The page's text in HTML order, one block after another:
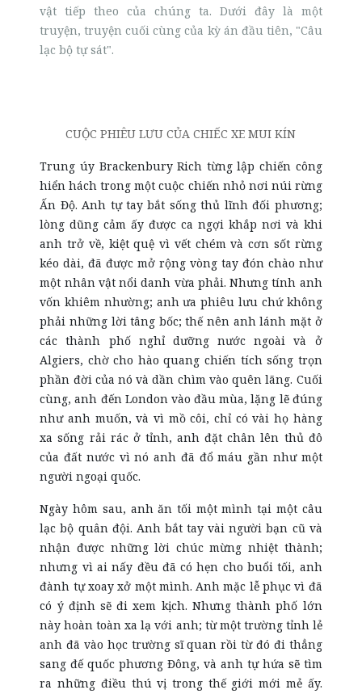
vật tiếp theo của chúng ta. Dưới đây là một
truyện, truyện cuối cùng của kỳ án đầu tiên, "Câu
lạc bộ tự sát".
CUỘC PHIÊU LƯU CỦA CHIẾC XE MUI KÍN
Trung úy Brackenbury Rich từng lập chiến công
hiển hách trong một cuộc chiến nhỏ nơi núi rừng
Ấn Độ. Anh tự tay bắt sống thủ lĩnh đối phương;
lòng dũng cảm ấy được ca ngợi khắp nơi và khi
anh trở về, kiệt quệ vì vết chém và cơn sốt rừng
kéo dài, đã được mở rộng vòng tay đón chào như
một nhân vật nổi danh vừa phải. Nhưng tính anh
vốn khiêm nhường; anh ưa phiêu lưu chứ không
phải những lời tâng bốc; thế nên anh lánh mặt ở
các thành phố nghỉ dưỡng nước ngoài và ở
Algiers, chờ cho hào quang chiến tích sống trọn
phần đời của nó và dần chìm vào quên lãng. Cuối
cùng, anh đến London vào đầu mùa, lặng lẽ đúng
như anh muốn, và vì mồ côi, chỉ có vài họ hàng
xa sống rải rác ở tỉnh, anh đặt chân lên thủ đô
của đất nước vì nó anh đã đổ máu gần như một
người ngoại quốc.
Ngày hôm sau, anh ăn tối một mình tại một câu
lạc bộ quân đội. Anh bắt tay vài người bạn cũ và
nhận được những lời chúc mừng nhiệt thành;
nhưng vì ai nấy đều đã có hẹn cho buổi tối, anh
đành tự xoay xở một mình. Anh mặc lễ phục vì đã
có ý định sẽ đi xem kịch. Nhưng thành phố lớn
này hoàn toàn xa lạ với anh; từ một trường tỉnh lẻ
anh đã vào học trường sĩ quan rồi từ đó đi thẳng
sang đế quốc phương Đông, và anh tự hứa sẽ tìm
ra những điều thú vị trong thế giới mới mẻ ấy.